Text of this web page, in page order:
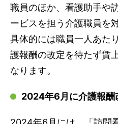
職員のほか、看護助手や
ービスを担う介護職員を
具体的には職員一人あた
護報酬の改定を待たず賃
なります。
2024年6月に介護報酬